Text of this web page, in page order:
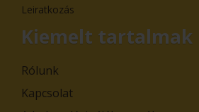
Leiratkozás
Kiemelt tartalmak
Rólunk
Kapcsolat